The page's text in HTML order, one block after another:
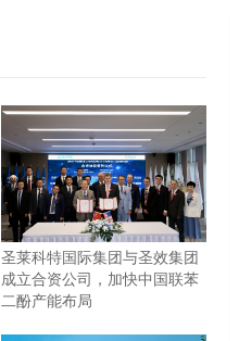
圣莱科特国际集团与圣效集团
成立合资公司，加快中国联苯
二酚产能布局